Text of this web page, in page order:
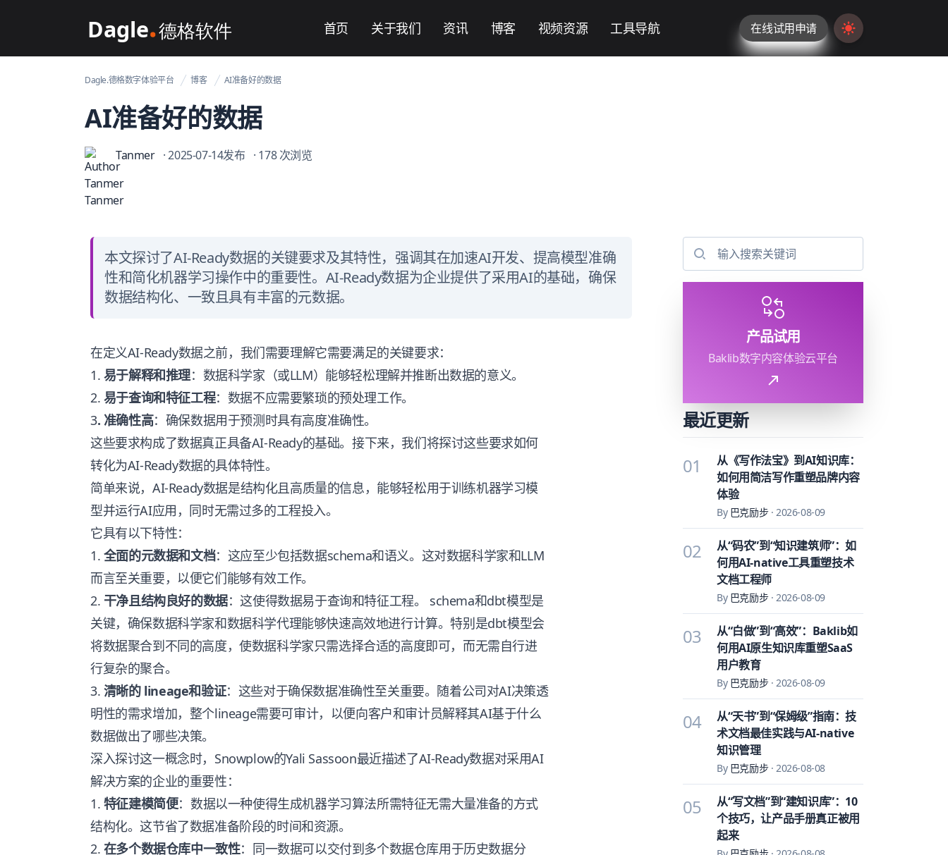
Dagle@数字体验管理 首页 关于我们 资讯 博客 视频资源 工具导航 在线试用申请 Switch to light /
Dagle.德格数字体验平台 博客 AI准备好的数据
AI准备好的数据
Tanmer · 2025-07-14发布 · 178 次浏览
本文探讨了AI-Ready数据的关键要求及其特性，强调其在加速AI开发、提高模型准确
性和简化机器学习操作中的重要性。AI-Ready数据为企业提供了采用AI的基础，确保
数据结构化、一致且具有丰富的元数据。
在定义AI-Ready数据之前，我们需要理解它需要满足的关键要求：
1. 易于解释和推理：数据科学家（或LLM）能够轻松理解并推断出数据的意义。
2. 易于查询和特征工程：数据不应需要繁琐的预处理工作。
3. 准确性高：确保数据用于预测时具有高度准确性。
这些要求构成了数据真正具备AI-Ready的基础。接下来，我们将探讨这些要求如何
转化为AI-Ready数据的具体特性。
简单来说，AI-Ready数据是结构化且高质量的信息，能够轻松用于训练机器学习模
型并运行AI应用，同时无需过多的工程投入。
它具有以下特性：
1. 全面的元数据和文档：这应至少包括数据schema和语义。这对数据科学家和LLM
而言至关重要，以便它们能够有效工作。
2. 干净且结构良好的数据：这使得数据易于查询和特征工程。 schema和dbt模型是
关键，确保数据科学家和数据科学代理能够快速高效地进行计算。特别是dbt模型会
将数据聚合到不同的高度，使数据科学家只需选择合适的高度即可，而无需自行进
行复杂的聚合。
3. 清晰的 lineage和验证：这些对于确保数据准确性至关重要。随着公司对AI决策透
明性的需求增加，整个lineage需要可审计，以便向客户和审计员解释其AI基于什么
数据做出了哪些决策。
深入探讨这一概念时，Snowplow的Yali Sassoon最近描述了AI-Ready数据对采用AI
解决方案的企业的重要性：
1. 特征建模简便：数据以一种使得生成机器学习算法所需特征无需大量准备的方式
结构化。这节省了数据准备阶段的时间和资源。
2. 在多个数据仓库中一致性：同一数据可以交付到多个数据仓库用于历史数据分
产品试用
Baklib数字内容体验云平台
最近更新
01
从《写作法宝》到AI知识库：
如何用简洁写作重塑品牌内容
体验
By 巴克励步·2026-08-09
02
从“码农”到“知识建筑师”：如
何用AI-native工具重塑技术
文档工程师
By 巴克励步·2026-08-09
03
从“白做”到“高效”：Baklib如
何用AI原生知识库重塑SaaS
用户教育
By 巴克励步·2026-08-09
04
从“天书”到“保姆级”指南：技
术文档最佳实践与AI-native
知识管理
By 巴克励步·2026-08-08
05
从“写文档”到“建知识库”：10
个技巧，让产品手册真正被用
起来